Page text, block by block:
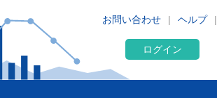
お問い合わせ ヘルプ
ログイン